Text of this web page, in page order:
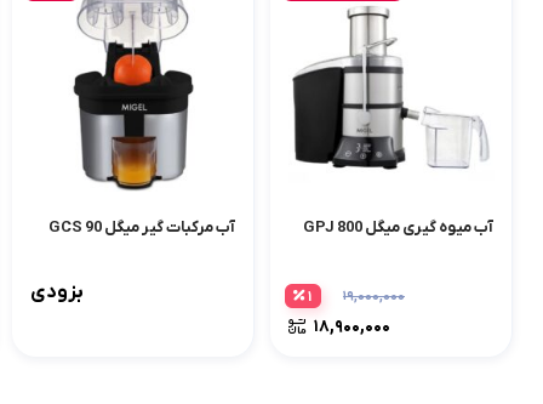
آب میوه گیری میگل GPJ 800
۱۹,۰۰۰,۰۰۰
۱۸,۹۰۰,۰۰۰
۱
آب مرکبات گیر میگل GCS 90
بزودی